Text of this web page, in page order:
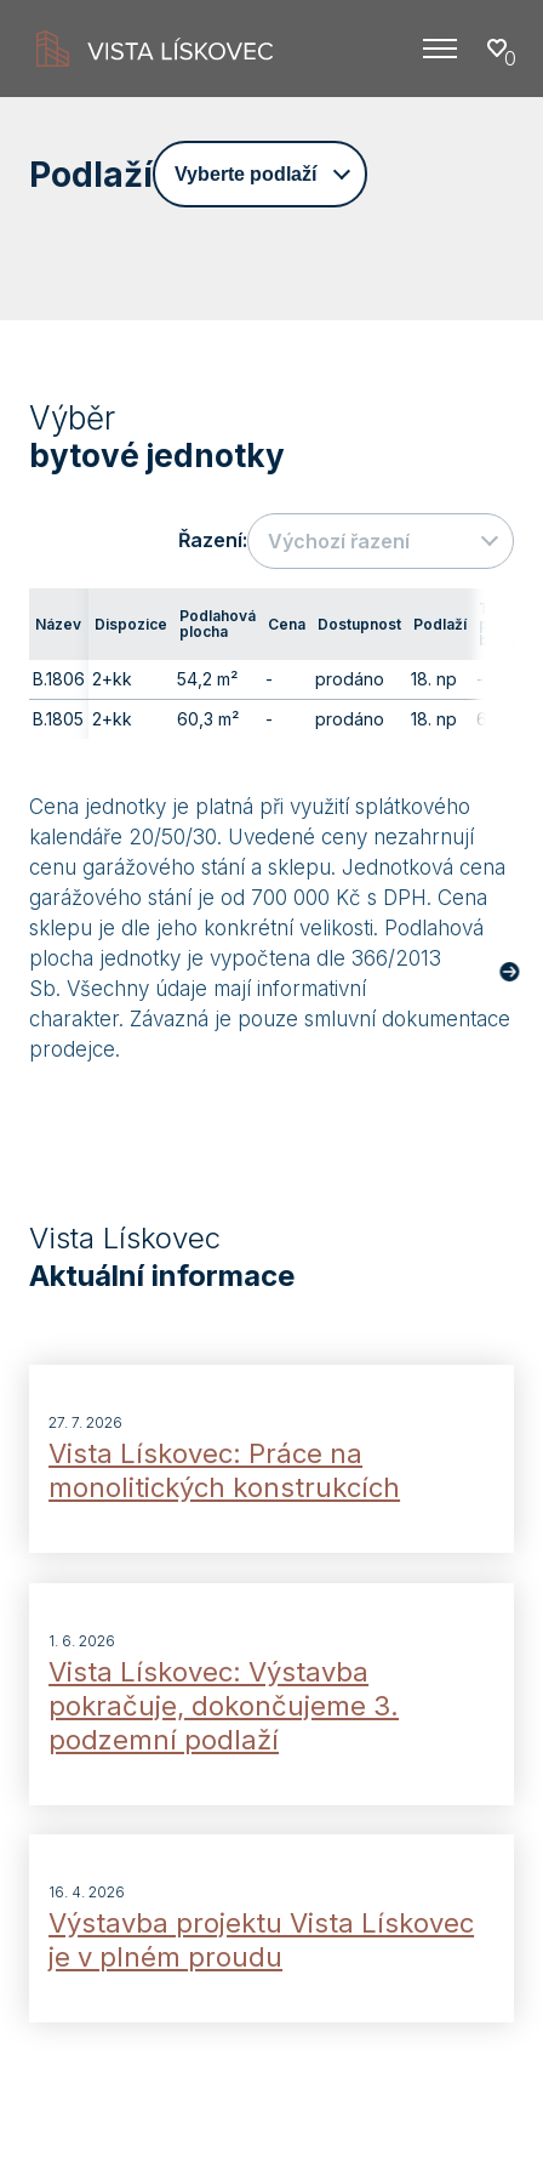
Menu 0
Podlaží Vyberte podlaží
Výběr
bytové jednotky
Řazení: Výchozí řazení
Název Dispozice
Podlahová
plocha
Cena Dostupnost Podlaží
Terasa/
balkon
B.1806 2+kk 54,2 m² - prodáno 18. np
-
B.1805 2+kk 60,3 m² - prodáno 18. np 68,8 m²
Cena jednotky je platná při využití splátkového
kalendáře 20/50/30. Uvedené ceny nezahrnují
cenu garážového stání a sklepu. Jednotková cena
garážového stání je od 700 000 Kč s DPH. Cena
sklepu je dle jeho konkrétní velikosti. Podlahová
plocha jednotky je vypočtena dle 366/2013
Sb. Všechny údaje mají informativní
charakter. Závazná je pouze smluvní dokumentace
prodejce.
Vista Lískovec
Aktuální informace
27. 7. 2026
Vista Lískovec: Práce na
monolitických konstrukcích
1. 6. 2026
Vista Lískovec: Výstavba
pokračuje, dokončujeme 3.
podzemní podlaží
16. 4. 2026
Výstavba projektu Vista Lískovec
je v plném proudu